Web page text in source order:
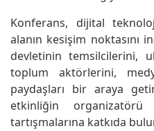
Konferans, dijital
alanın kesişim noktasını
devletinin temsilcilerini,
toplum aktörlerini,
paydaşları bir araya
etkinliğin
tartışmalarına katkıda